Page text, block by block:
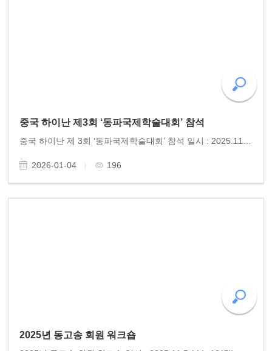
중국 하이난 제3회 ‘동파국제학술대회’ 참석
2026-01-04 196
2025년 동고송 회원 워크숍